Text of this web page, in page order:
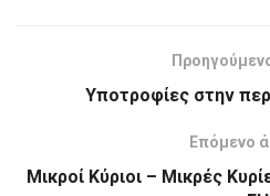
Υποτροφίες στην
Επόμενο
Μικροί Κύριοι – Μικρές